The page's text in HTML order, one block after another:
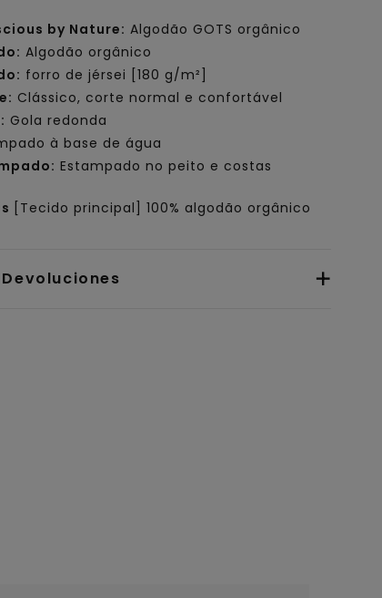
by Nature: Algodão GOTS orgânico
Algodão orgânico
forro de jérsei [180 g/m²]
Clássico, corte normal e confortável
Gola redonda
à base de água
Estampado no peito e costas
[Tecido principal] 100% algodão orgânico